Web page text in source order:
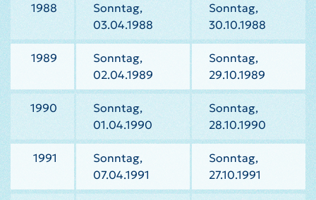
1988
Sonntag,
03.04.1988
Sonntag,
30.10.1988
1989
Sonntag,
02.04.1989
Sonntag,
29.10.1989
1990
Sonntag,
01.04.1990
Sonntag,
28.10.1990
1991
Sonntag,
07.04.1991
Sonntag,
27.10.1991